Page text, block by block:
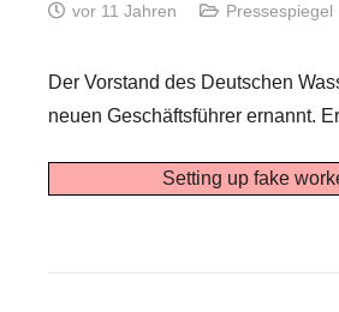
vor 11 Jahren Pressespiegel
Der Vorstand des Deutschen
neuen Geschäftsführer ernannt.
Setting up fake